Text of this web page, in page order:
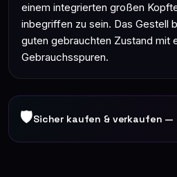
einem integrierten großen
inbegriffen zu sein. Das Gestell
guten gebrauchten Zustand mit
Gebrauchsspuren.
🛡Sicher kaufen & verkaufen —